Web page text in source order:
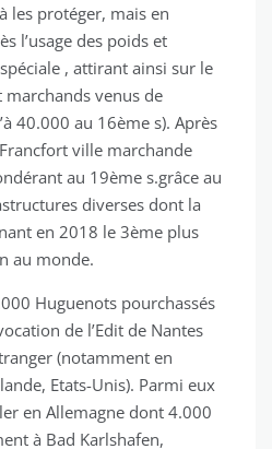
les protéger, mais en
l’usage des poids et
, attirant ainsi sur le
venus de
40.000 au 16ème s). Après
ville marchande
au 19ème s.grâce au
diverses dont la
en 2018 le 3ème plus
au monde.
Huguenots pourchassés
de l’Edit de Nantes
(notamment en
Etats-Unis). Parmi eux
en Allemagne dont 4.000
à Bad Karlshafen,